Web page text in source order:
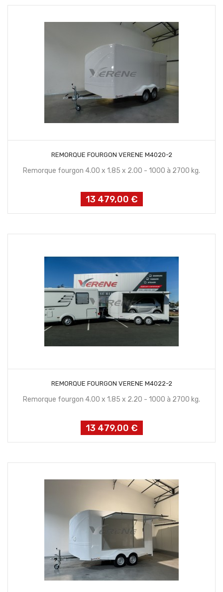
REMORQUE FOURGON VERENE M4020-2
Remorque fourgon 4.00 x 1.85 x 2.00 - 1000 à 2700 kg.
Prix
13 479,00 €
REMORQUE FOURGON VERENE M4022-2
Remorque fourgon 4.00 x 1.85 x 2.20 - 1000 à 2700 kg.
Prix
13 479,00 €